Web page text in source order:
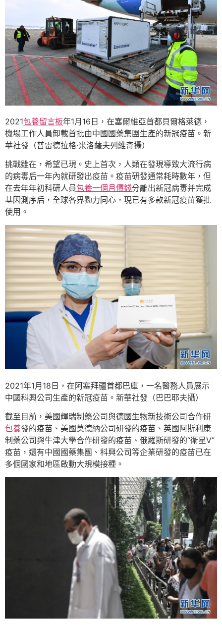
2021包養留言板年1月16日，在塞爾維亞首都貝爾格萊德，
機場工作人員卸載首批由中國國藥集團生產的新冠疫苗。新
華社發（普雷德拉格·米洛薩夫列維奇攝）
挑戰雖在，希望已現。史上首次，人類在發現導致大流行病
的病毒后一年內就研發出疫苗。疫苗研發通常耗時數年，但
在去年年初科研人員包養一個月價錢分離出新冠病毒并完成
基因測序后，全球各界勠力同心，現已有多款新冠疫苗獲批
使用。
2021年1月18日，在阿塞拜疆首都巴庫，一名醫務人員展示
中國科興公司生產的新冠疫苗。新華社發（巴巴耶夫攝）
截至目前，美國輝瑞制藥公司與德國生物新技術公司合作研
包養發的疫苗、美國莫德納公司研發的疫苗、英國阿斯利康
制藥公司與牛津大學合作研發的疫苗、俄羅斯研發的“衛星V”
疫苗，還有中國國藥集團、科興公司等企業研發的疫苗已在
多個國家和地區啟動大規模接種。